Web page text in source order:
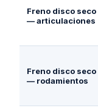
Freno disco seco
— articulaciones
Freno disco seco
— rodamientos